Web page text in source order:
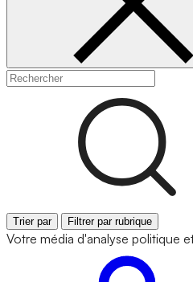
Trier par Filtrer par rubrique
Votre média d'analyse politique